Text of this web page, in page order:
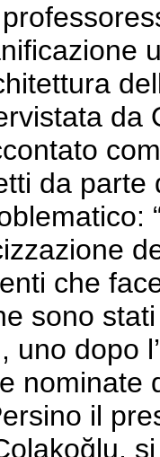
da
da parte
che
sono
uno dopo
nominate
il